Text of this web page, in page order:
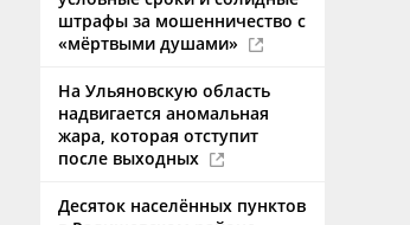
штрафы за мошенничество с
«мёртвыми душами»
На Ульяновскую область
надвигается аномальная
жара, которая отступит
после выходных
Десяток населённых пунктов